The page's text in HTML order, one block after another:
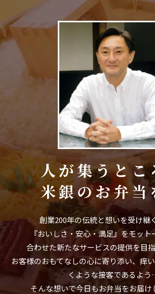
人が集うとこ
米銀のお弁当
創業200年の伝統と想いを受け継
『おいしさ・安心・満足』をモッ
合わせた新たなサービスの提供を目指
お客様のおもてなしの心に寄り添い、痒
くような接客であるよ
そんな想いで今日もお弁当をお届け